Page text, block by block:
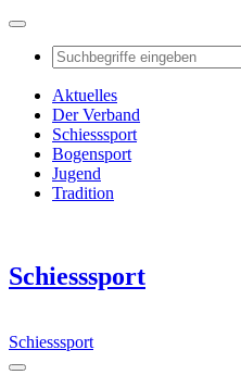
Aktuelles
Der Verband
Schiesssport
Bogensport
Jugend
Tradition
Schiesssport
Schiesssport